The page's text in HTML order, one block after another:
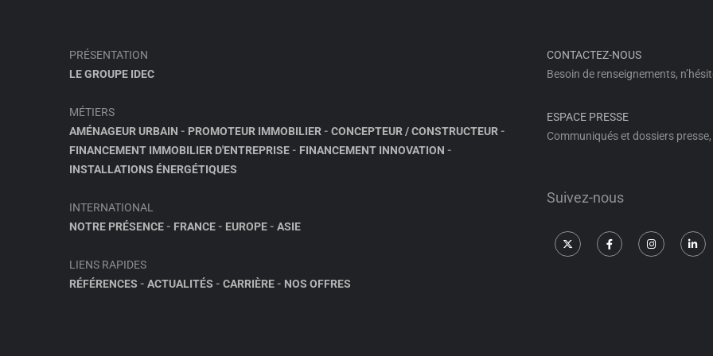
PRÉSENTATION
LE GROUPE IDEC
MÉTIERS
AMÉNAGEUR URBAIN - PROMOTEUR IMMOBILIER- CONCEPTEUR / CONSTRUCTEUR-
FINANCEMENT IMMOBILIER D'ENTREPRISE- FINANCEMENT INNOVATION -
INSTALLATIONS ÉNERGÉTIQUES
INTERNATIONAL
NOTRE PRÉSENCE- FRANCE- EUROPE- ASIE
LIENS RAPIDES
RÉFÉRENCES - ACTUALITÉS - CARRIÈRE- NOS OFFRES
CONTACTEZ-NOUS
Besoin de renseignements,
ESPACE PRESSE
Communiqués et dossiers
Suivez-nous